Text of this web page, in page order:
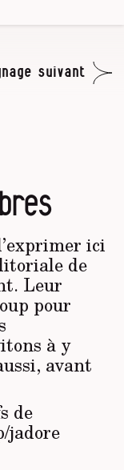
suivant
ici
de
Leur
pour
à y
avant
de
jadore